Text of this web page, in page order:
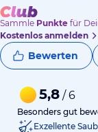
Sammle Punkte für
Kostenlos anmelden
Bewerten
5,8 / 6
Besonders gut
Exzellente